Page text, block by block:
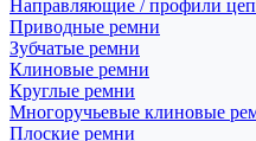
Направляющие / профили
Приводные ремни
Зубчатые ремни
Клиновые ремни
Круглые ремни
Многоручьевые клиновые
Плоские ремни